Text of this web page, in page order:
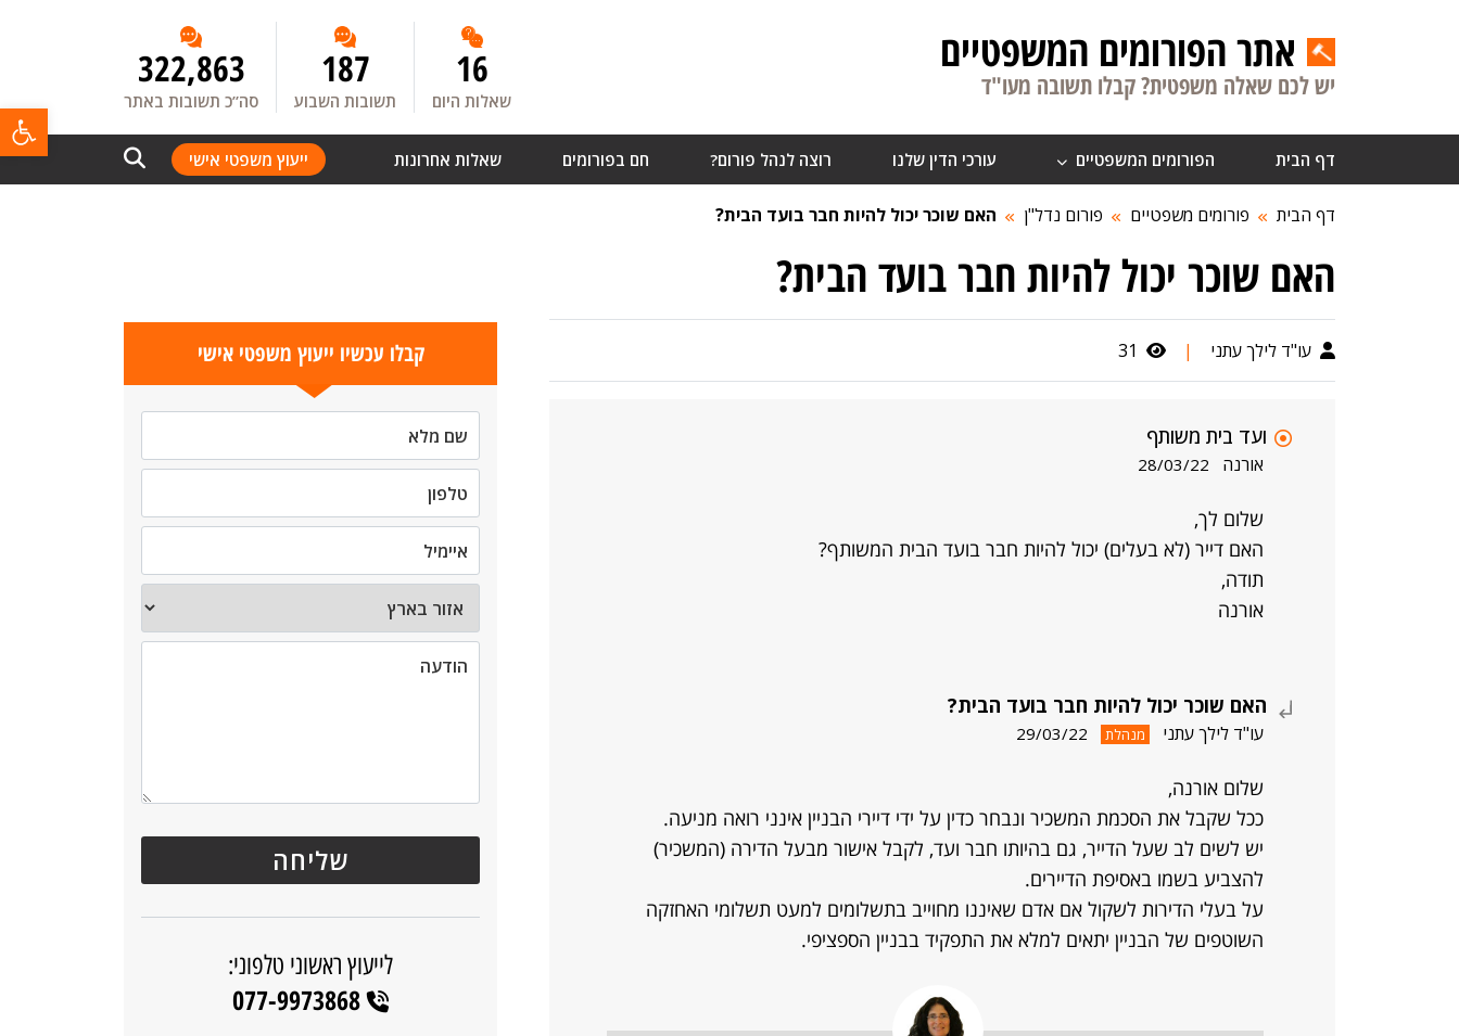
אתר הפורומים המשפטיים
יש לכם שאלה משפטית? קבלו תשובה מעו"ד 16
שאלות היום
187
תשובות השבוע
322,863
סה”כ תשובות באתר
דף הבית הפורומים המשפטיים עורכי הדין שלנו רוצה לנהל פורום? חם בפורומים שאלות אחרונות ייעוץ משפטי אישי
דף הבית פורומים משפטיים פורום נדל"ן האם שוכר יכול להיות חבר בועד הבית?
האם שוכר יכול להיות חבר בועד הבית?
עו"ד לילך עתני |
31
ועד בית משותף
אורנה 28/03/22
שלום לך,
האם דייר (לא בעלים) יכול להיות חבר בועד הבית המשותף?
תודה,
אורנה
האם שוכר יכול להיות חבר בועד הבית?
עו"ד לילך עתני מנהלת 29/03/22
שלום אורנה,
ככל שקבל את הסכמת המשכיר ונבחר כדין על ידי דיירי הבניין אינני רואה מניעה.
יש לשים לב שעל הדייר, גם בהיותו חבר ועד, לקבל אישור מבעל הדירה (המשכיר)
להצביע בשמו באסיפת הדיירים.
על בעלי הדירות לשקול אם אדם שאיננו מחוייב בתשלומים למעט תשלומי האחזקה
השוטפים של הבניין יתאים למלא את התפקיד בבניין הספציפי.
קבלו עכשיו ייעוץ משפטי אישי
לייעוץ ראשוני טלפוני:
077-9973868